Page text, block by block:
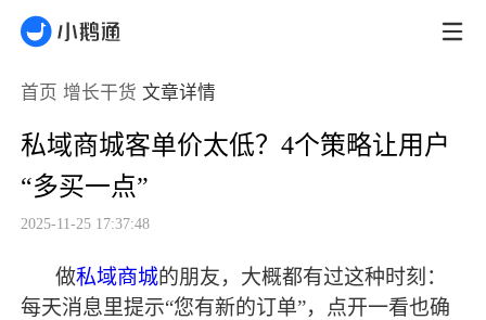
首页 增长干货 文章详情
私域商城客单价太低？4个策略让用户
“多买一点”
2025-11-25 17:37:48
做私域商城的朋友，大概都有过这种时刻：
每天消息里提示“您有新的订单”，点开一看也确